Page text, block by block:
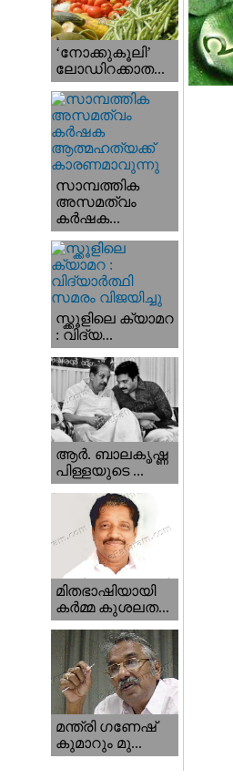
‘നോക്കുകൂലി’
ലോഡിറക്കാത...
സാമ്പത്തിക
അസമത്വം
കര്‍ഷക...
സ്ക്കൂളിലെ ക്യാമറ
: വിദ്യ...
ആര്‍. ബാലകൃഷ്ണ
പിള്ളയുടെ ...
മിതഭാഷിയായി
കര്‍മ്മ കുശലത...
മന്ത്രി ഗണേഷ്‌
കുമാറും മു...